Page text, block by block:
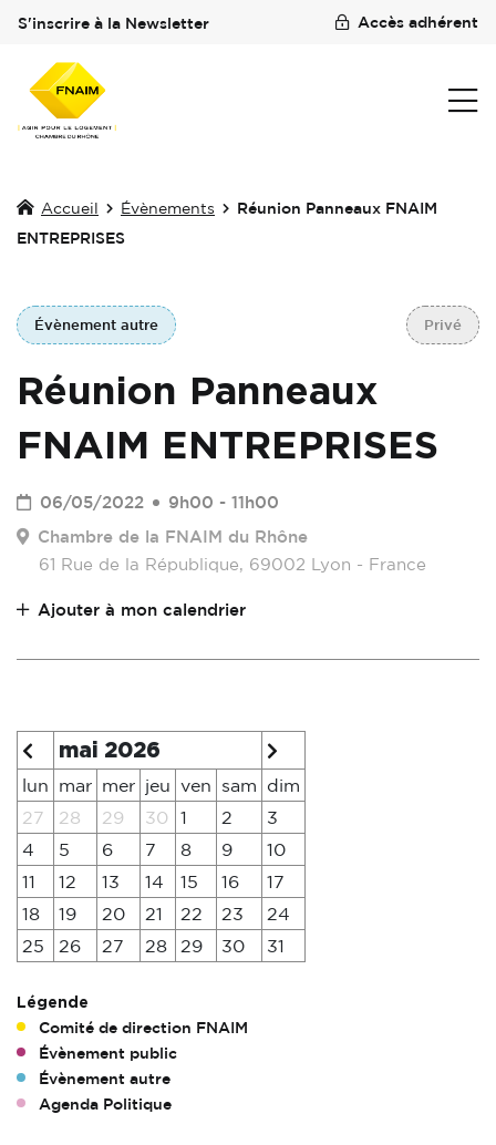
S'inscrire à la Newsletter Accès adhérent
Accueil Évènements
Réunion Panneaux FNAIM
ENTREPRISES
Évènement autre Privé
Réunion Panneaux
FNAIM ENTREPRISES
06/05/2022
9h00 - 11h00
Chambre de la FNAIM du Rhône
61 Rue de la République, 69002 Lyon - France
Ajouter à mon calendrier
mai 2026
lun mar mer jeu ven sam
dim
27
28 29 30 1 2
3
4
5 6 7 8 9
10
11
12 13 14 15 16
17
18
19 20 21 22 23
24
25
26 27 28 29 30 31
Légende
Comité de direction FNAIM
Évènement public
Évènement autre
Agenda Politique